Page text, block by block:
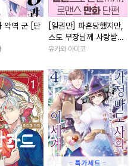
#다각관계 #친구>연인
#
복수 #상처녀 #후회녀
연애/결혼 #재벌남
#평범녀 #첫사랑
#사제관계 #계략남
#후회남 #판타지/SF
#게임 #환생물 #배틀연
# 다정남 #평범녀 #육아
악역 군 [단
[일권만] 파혼당했지만,
스도 부장님께 사랑받고
있습니다 [단행본]
유카와 아미코